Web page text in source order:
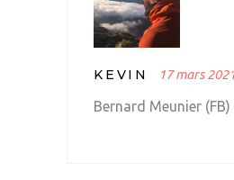
KEVIN 17 mars
Bernard Meunier